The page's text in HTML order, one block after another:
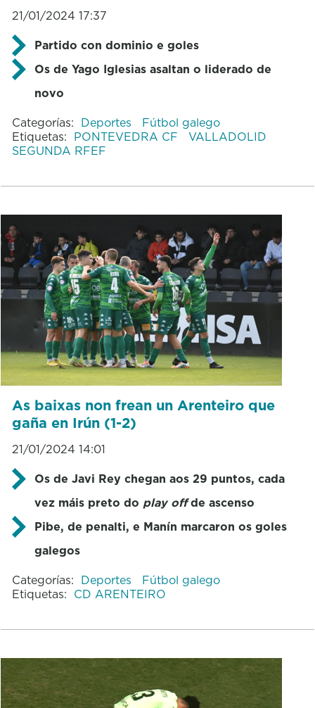
21/01/2024 17:37
Partido con dominio e goles
Os de Yago Iglesias asaltan o liderado de
novo
Categorías: Deportes
Fútbol galego
Etiquetas: PONTEVEDRA CF
VALLADOLID
SEGUNDA RFEF
As baixas non frean un Arenteiro que
gaña en Irún (1-2)
21/01/2024 14:01
Os de Javi Rey chegan aos 29 puntos, cada
vez máis preto do play offde ascenso
Pibe, de penalti, e Manín marcaron os goles
galegos
Categorías: Deportes
Fútbol galego
Etiquetas: CD ARENTEIRO